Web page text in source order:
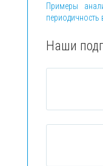
Примеры
периодичность
Наши